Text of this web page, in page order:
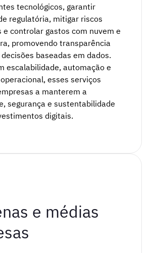
tecnológicos, garantir
regulatória, mitigar riscos
e controlar gastos com nuvem e
promovendo transparência
baseadas em dados.
escalabilidade, automação e
esses serviços
a manterem a
segurança e sustentabilidade
digitais.
e médias